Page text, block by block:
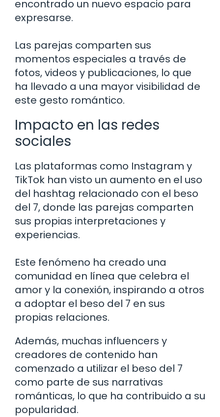
encontrado un nuevo espacio para
expresarse.
Las parejas comparten sus
momentos especiales a través de
fotos, videos y publicaciones, lo que
ha llevado a una mayor visibilidad de
este gesto romántico.
Impacto en las redes
sociales
Las plataformas como Instagram y
TikTok han visto un aumento en el uso
del hashtag relacionado con el beso
del 7, donde las parejas comparten
sus propias interpretaciones y
experiencias.
Este fenómeno ha creado una
comunidad en línea que celebra el
amor y la conexión, inspirando a otros
a adoptar el beso del 7 en sus
propias relaciones.
Además, muchas influencers y
creadores de contenido han
comenzado a utilizar el beso del 7
como parte de sus narrativas
románticas, lo que ha contribuido a su
popularidad.